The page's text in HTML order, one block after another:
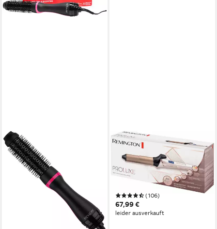
REMINGTON
Lockenstab PROluxe CI9132,
GripTech-Keramik-
Beschichtung, OPTIheat-
(106)
67,99 €
leider ausverkauft